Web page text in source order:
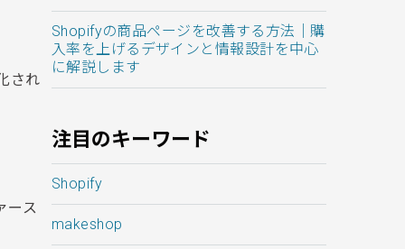
され
ース
Shopifyの商品ページを改善する方法｜購
入率を上げるデザインと情報設計を中心
に解説します
注目のキーワード
Shopify
makeshop